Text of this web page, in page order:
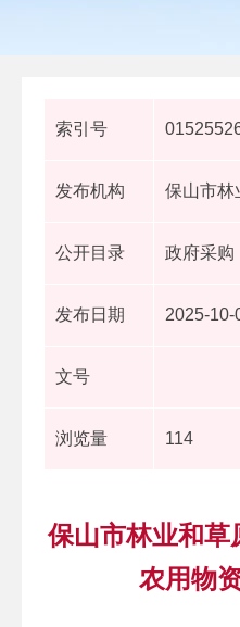
索引号
发布机构 保山市林
公开目录 政府采购
发布日期 2025-10-
文号
浏览量 114
保山市林业和草
农用物